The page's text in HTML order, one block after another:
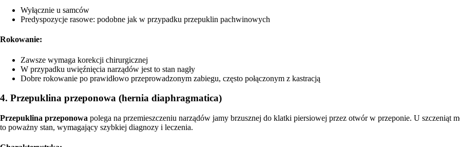
Wyłącznie u samców
Predyspozycje rasowe: podobne jak w przypadku przepuklin pachwinowych
Rokowanie:
Zawsze wymaga korekcji chirurgicznej
W przypadku uwięźnięcia narządów jest to stan nagły
Dobre rokowanie po prawidłowo przeprowadzonym zabiegu, często połączonym z kastracją
4. Przepuklina przeponowa (hernia diaphragmatica)
Przepuklina przeponowa polega na przemieszczeniu narządów jamy brzusznej do klatki piersiowej przez otwór w przeponie. U szczeniąt
to poważny stan, wymagający szybkiej diagnozy i leczenia.